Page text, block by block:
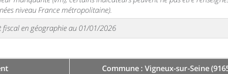
niveau France métropolitaine).
fiscal en géographie au 01/01/2026
Commune : Vigneux-sur-Seine